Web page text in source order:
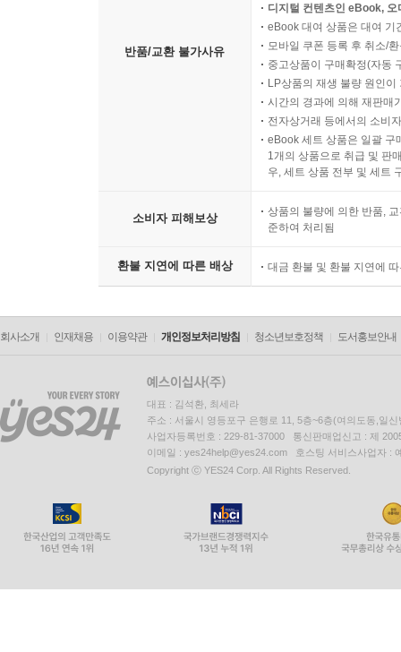
반품/교환 불가사유
디지털 컨텐츠인 eBook,
eBook 대여 상품은 대여 기
모바일 쿠폰 등록 후 취소/
중고상품이 구매확정(자동
LP상품의 재생 불량 원인
시간의 경과에 의해 재판매
전자상거래 등에서의 소비
eBook 세트 상품은 일괄 구
1개의 상품으로 취급 및 판
우, 세트 상품 전부 및 세트
소비자 피해보상
상품의 불량에 의한 반품,
준하여 처리됨
환불 지연에 따른 배상 대금 환불 및 환불 지연에
회사소개 인재채용 이용약관 개인정보처리방침 청소년보호정책 도서홍보안내
대표 : 김석환, 최세라
주소 : 서울시 영등포구 은행로 11, 5층~6층(여의도동,일신
사업자등록번호 : 229-81-37000 통신판매업신고 : 제
이메일 : yes24help@yes24.com 호스팅 서비스사업자 :
Copyright ⓒ YES24 Corp. All Rights Reserved.